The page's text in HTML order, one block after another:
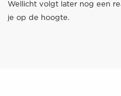
Wellicht volgt later nog een
je op de hoogte.